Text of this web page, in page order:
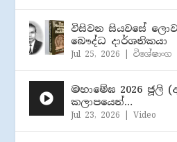
විසිවන සියවසේ
බෞද්ධ දාර්ශනිකයා
Jul 25, 2026 |විශේෂාංග
මහාමේඝ 2026 ජූලි
කලාපයෙන්…
Jul 23, 2026 |Video